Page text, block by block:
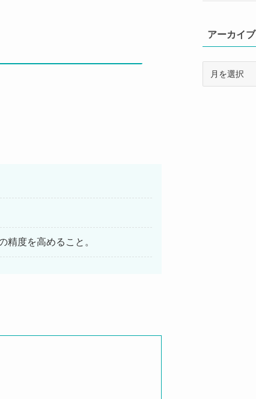
精度を高めること。
アーカイブ